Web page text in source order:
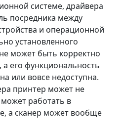
системе, драйвера
посредника между
и операционной
установленного
может быть корректно
его функциональность
или вовсе недоступна.
принтер может не
работать в
а сканер может вообще